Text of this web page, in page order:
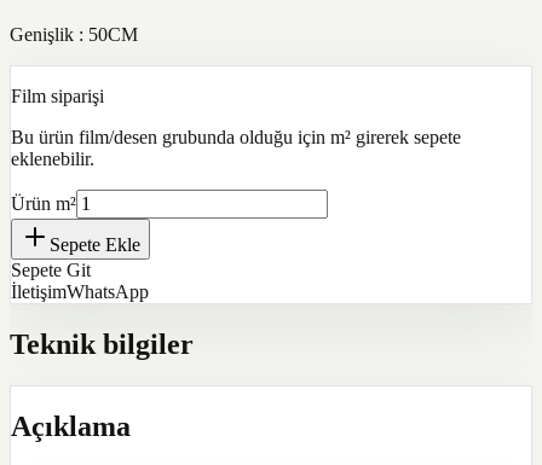
Genişlik : 50CM
Film siparişi
Bu ürün film/desen grubunda olduğu için m² girerek sepete
eklenebilir.
Ürün m²
Sepete Ekle
Sepete Git
İletişimWhatsApp
Teknik bilgiler
Açıklama